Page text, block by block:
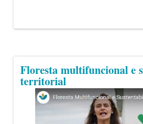
Floresta multifuncional e
territorial